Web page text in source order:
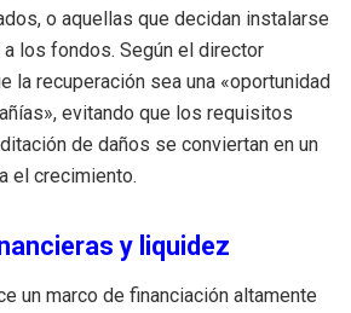
o aquellas que decidan instalarse
los fondos. Según el director
la recuperación sea una «oportunidad
evitando que los requisitos
de daños se conviertan en un
el crecimiento.
y liquidez
un marco de financiación altamente